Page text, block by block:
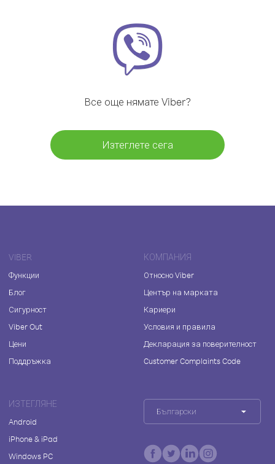
Все още нямате Viber?
Изтеглете сега
VIBER
Функции
Блог
Сигурност
Viber Out
Цени
Поддръжка
КОМПАНИЯ
Относно Viber
Център на марката
Кариери
Условия и правила
Декларация за поверителност
Customer Complaints Code
ИЗТЕГЛЯНЕ
Android
iPhone & iPad
Windows PC
Български